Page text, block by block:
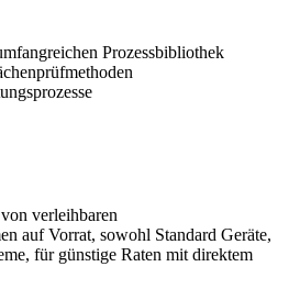
Prozessbibliothek
verleihbaren
auf Vorrat, sowohl Standard Geräte,
für günstige Raten mit direktem